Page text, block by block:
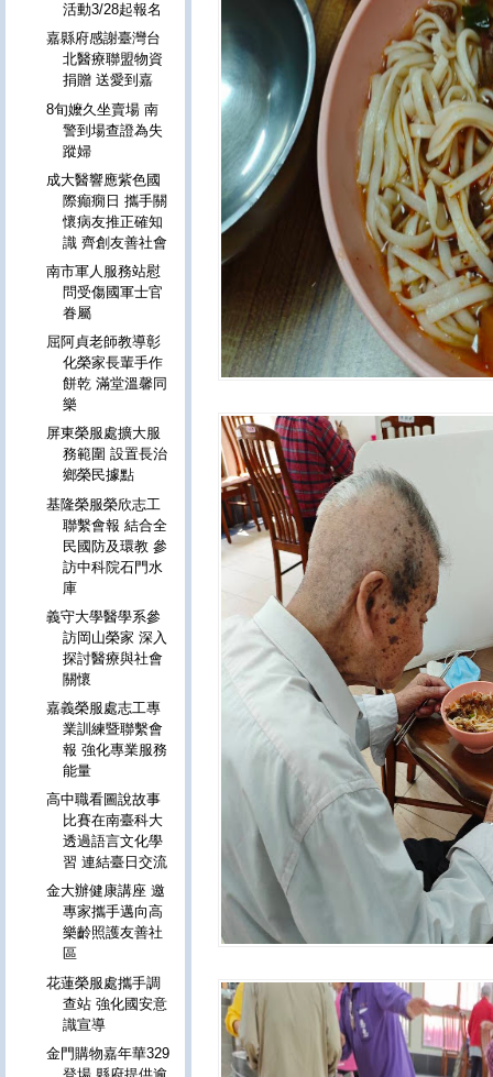
活動3/28起報名
嘉縣府感謝臺灣台
北醫療聯盟物資
捐贈 送愛到嘉
8旬嬤久坐賣場 南
警到場查證為失
蹤婦
成大醫響應紫色國
際癲癇日 攜手關
懷病友推正確知
識 齊創友善社會
南市軍人服務站慰
問受傷國軍士官
眷屬
屈阿貞老師教導彰
化榮家長輩手作
餅乾 滿堂溫馨同
樂
屏東榮服處擴大服
務範圍 設置長治
鄉榮民據點
基隆榮服榮欣志工
聯繫會報 結合全
民國防及環教 參
訪中科院石門水
庫
義守大學醫學系參
訪岡山榮家 深入
探討醫療與社會
關懷
嘉義榮服處志工專
業訓練暨聯繫會
報 強化專業服務
能量
高中職看圖說故事
比賽在南臺科大
透過語言文化學
習 連結臺日交流
金大辦健康講座 邀
專家攜手邁向高
樂齡照護友善社
區
花蓮榮服處攜手調
查站 強化國安意
識宣導
金門購物嘉年華329